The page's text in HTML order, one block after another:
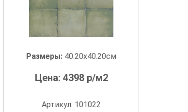
Размеры: 40.20x40.20см
Цена: 4398р/м2
Артикул: 101022